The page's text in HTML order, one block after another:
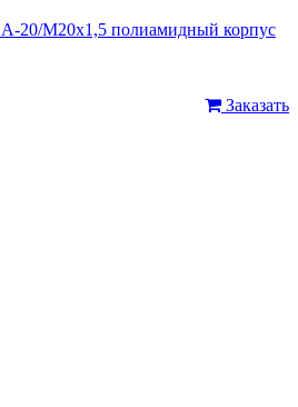
20/М20х1,5 полиамидный корпус
Заказать